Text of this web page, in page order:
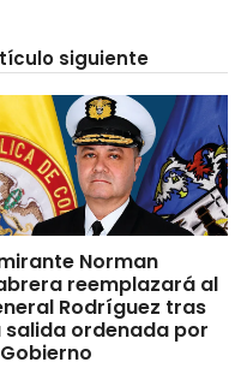
siguiente
Norman
reemplazará al
Rodríguez tras
salida ordenada por